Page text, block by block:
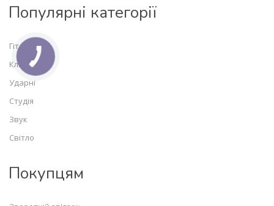
Популярні категорії
Гітари
Клавішні
Ударні
Студія
Звук
Світло
Покупцям